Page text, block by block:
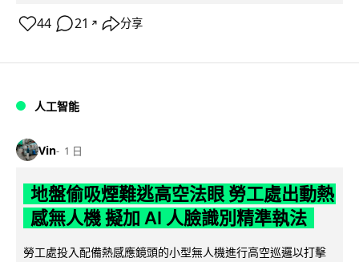
44 21 ↗ 分享
人工智能
Vin 1 日
地盤偷吸煙難逃高空法眼 勞工處出動熱
感無人機 擬加 AI 人臉識別精準執法
勞工處投入配備熱感應鏡頭的小型無人機進行高空巡邏以打擊